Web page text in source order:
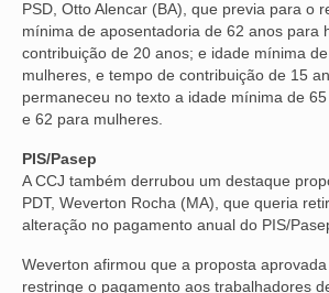
PSD, Otto Alencar (BA), que previa para o
mínima de aposentadoria de 62 anos para
contribuição de 20 anos; e idade mínima
mulheres, e tempo de contribuição de 15
permaneceu no texto a idade mínima de
e 62 para mulheres.
PIS/Pasep
A CCJ também derrubou um destaque
PDT, Weverton Rocha (MA), que queria
alteração no pagamento anual do PIS/
Weverton afirmou que a proposta
restringe o pagamento aos trabalhadores